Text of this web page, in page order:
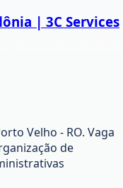
| 3C Services
Velho - RO. Vaga
de